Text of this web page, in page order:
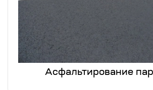
Асфальтирование